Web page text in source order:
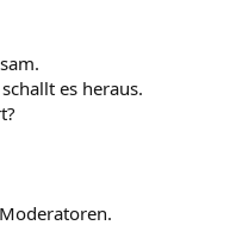
es heraus.